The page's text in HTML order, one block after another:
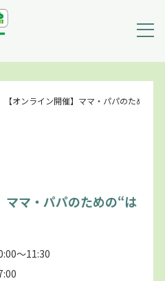
【オンライン開催】ママ・パパのための“
ママ・パパのための“は
～11:30